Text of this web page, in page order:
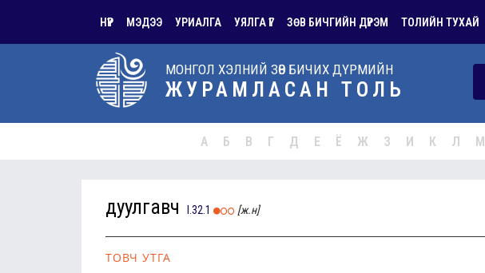
НҮҮР МЭДЭЭ УРИАЛГА УЯЛГА ҮГ ЗӨВ БИЧГИЙН ДҮРЭМ ТОЛИЙН ТУХАЙ
МОНГОЛ ХЭЛНИЙ ЗӨВ БИЧИХ ДҮРМИЙН
ЖУРАМЛАСАН ТОЛЬ
А Б В Г Д Е Ё Ж З И К Л М
дуулгавч I.32.1 [ж.н]
ТОВЧ УТГА